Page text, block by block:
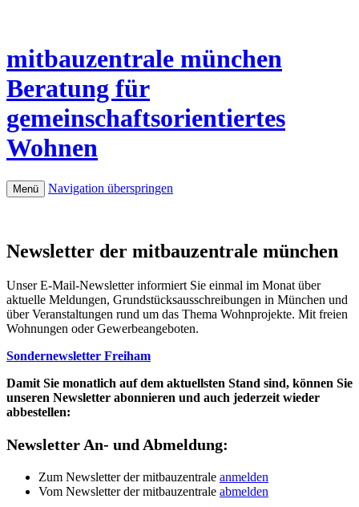
mitbauzentrale münchen
Beratung für
gemeinschaftsorientiertes
Wohnen
Menü Navigation überspringen
Newsletter der mitbauzentrale münchen
Unser E-Mail-Newsletter informiert Sie einmal im Monat über
aktuelle Meldungen, Grundstücksausschreibungen in München und
über Veranstaltungen rund um das Thema Wohnprojekte. Mit freien
Wohnungen oder Gewerbeangeboten.
Sondernewsletter Freiham
Damit Sie monatlich auf dem aktuellsten Stand sind, können Sie
unseren Newsletter abonnieren und auch jederzeit wieder
abbestellen:
Newsletter An- und Abmeldung:
Zum Newsletter der mitbauzentrale anmelden
Vom Newsletter der mitbauzentrale abmelden